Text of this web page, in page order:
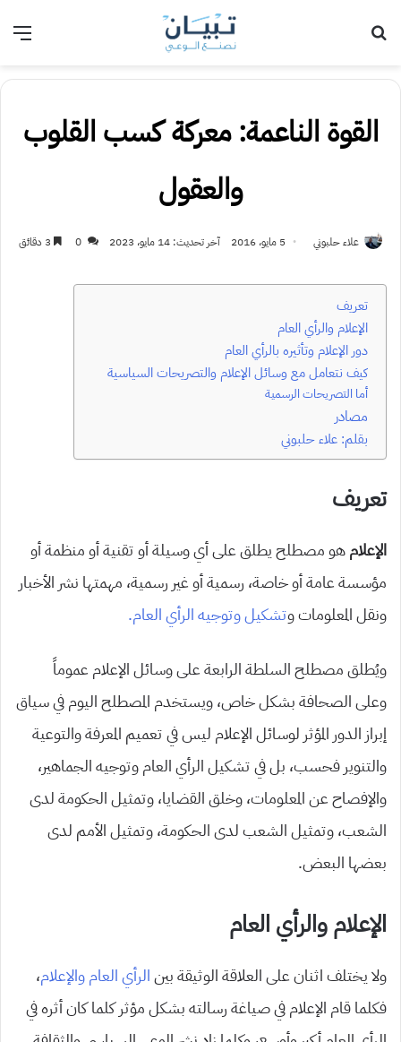
القوة الناعمة: معركة كسب القلوب
والعقول
علاء حلبوني 5 مايو، 2016 آخر تحديث: 14 مايو، 2023 0
تعريف
الإعلام والرأي العام
دور الإعلام وتأثيره بالرأي العام
كيف نتعامل مع وسائل الإعلام والتصريحات السياسية
أما التصريحات الرسمية
مصادر
بقلم: علاء حلبوني
تعريف
الإعلامهو مصطلح يطلق على أي وسيلة أو تقنية أو منظمة أو
مؤسسة عامة أو خاصة، رسمية أو غير رسمية، مهمتها نشر الأخبار
ونقل المعلومات وتشكيل وتوجيه الرأي العام.
ويُطلق مصطلح السلطة الرابعة على وسائل الإعلام عموماً
وعلى الصحافة بشكل خاص، ويستخدم المصطلح اليوم في سياق
إبراز الدور المؤثر لوسائل الإعلام ليس في تعميم المعرفة والتوعية
والتنوير فحسب، بل في تشكيل الرأي العام وتوجيه الجماهير،
والإفصاح عن المعلومات، وخلق القضايا، وتمثيل الحكومة لدى
الشعب، وتمثيل الشعب لدى الحكومة، وتمثيل الأمم لدى
بعضها البعض.
الإعلام والرأي العام
ولا يختلف اثنان على العلاقة الوثيقة بينالرأي العام والإعلام،
فكلما قام الإعلام في صياغة رسالته بشكل مؤثر كلما كان أثره في